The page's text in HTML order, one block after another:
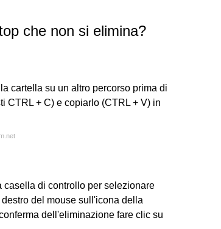
che non si elimina?
cartella su un altro percorso prima di
CTRL + C) e copiarlo (CTRL + V) in
casella di controllo per selezionare
del mouse sull'icona della
dell'eliminazione fare clic su